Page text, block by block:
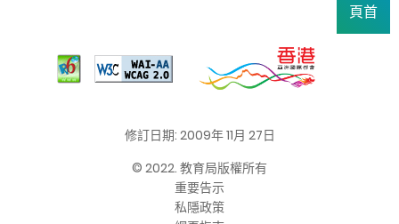
頁首
修訂日期: 2009年 11月 27日
© 2022. 教育局版權所有
重要告示
私隱政策